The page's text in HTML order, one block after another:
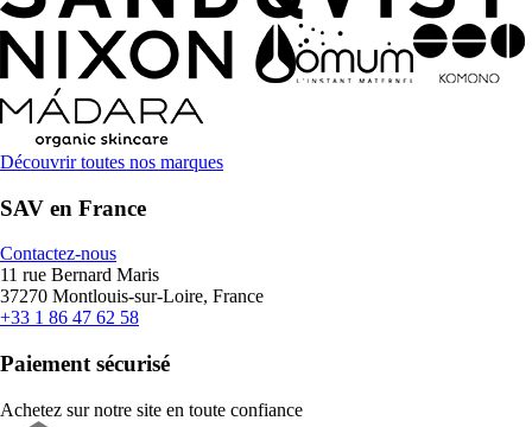
Découvrir toutes nos marques
SAV en France
Contactez-nous
11 rue Bernard Maris
37270 Montlouis-sur-Loire, France
+33 1 86 47 62 58
Paiement sécurisé
Achetez sur notre site en toute confiance